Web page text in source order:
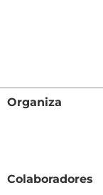
Organiza
Colaboradores